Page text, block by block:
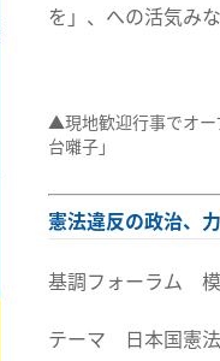
を」、への活気み
▲現地歓迎行事でオー
台囃子」
憲法違反の政治、
基調フォーラム
テーマ 日本国憲